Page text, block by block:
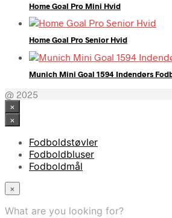
Home Goal Pro Mini Hvid
Home Goal Pro Senior Hvid
Munich Mini Goal 1594 Indendørs
@ 2025
×
×
Fodboldstøvler
Fodboldbluser
Fodboldmål
×
What are you looking for?